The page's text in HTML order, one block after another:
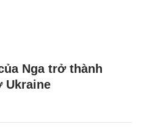
Nga trở thành
Ukraine